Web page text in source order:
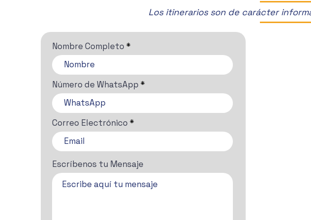
Los itinerarios son de carácter
Nombre Completo
Número de WhatsApp
Correo Electrónico
Escríbenos tu Mensaje